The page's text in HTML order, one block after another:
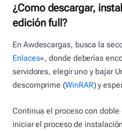
¿Como descargar,
edición full?
En Awdescargas, busca la
Enlaces«, donde deberías
servidores, elegir uno y bajar
descomprime (WinRAR) y
Continua el proceso con
iniciar el proceso de